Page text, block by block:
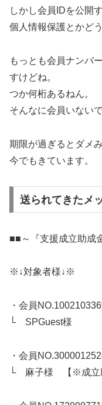
しかし会員IDを公開
個人情報保護とかど
もっとも会員ナンバ
すけどね。
つか何桁あるねん。
そんなに会員いない
期限が過ぎるとダメ
今でもきています。
送られてきたメ
■■～『支援成立助成
※↓対象者様↓※
・会員
└ SPGuest様
・会員
└ 麻子様 【※成立